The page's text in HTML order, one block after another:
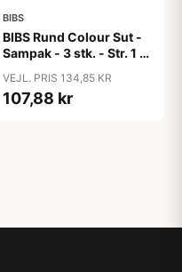
BIBS
BIBS Rund Colour Sut -
Sampak - 3 stk. - Str. 1 -
VEJL. PRIS 134,85 KR
107,88 kr